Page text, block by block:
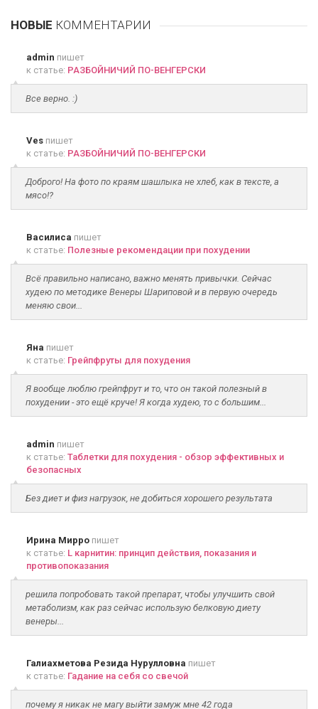
НОВЫЕ КОММЕНТАРИИ
admin пишет
к статье: РАЗБОЙНИЧИЙ ПО-ВЕНГЕРСКИ
Все верно. :)
Ves пишет
к статье: РАЗБОЙНИЧИЙ ПО-ВЕНГЕРСКИ
Доброго! На фото по краям шашлыка не хлеб, как в тексте, а
мясо!?
Василиса пишет
к статье: Полезные рекомендации при похудении
Всё правильно написано, важно менять привычки. Сейчас
худею по методике Венеры Шариповой и в первую очередь
меняю свои...
Яна пишет
к статье: Грейпфруты для похудения
Я вообще люблю грейпфрут и то, что он такой полезный в
похудении - это ещё круче! Я когда худею, то с большим...
admin пишет
к статье: Таблетки для похудения - обзор эффективных и
безопасных
Без диет и физ нагрузок, не добиться хорошего результата
Ирина Мирро пишет
к статье: L карнитин: принцип действия, показания и
противопоказания
решила попробовать такой препарат, чтобы улучшить свой
метаболизм, как раз сейчас использую белковую диету
венеры...
Галиахметова Резида Нурулловна пишет
к статье: Гадание на себя со свечой
почему я никак не магу выйти замуж мне 42 года